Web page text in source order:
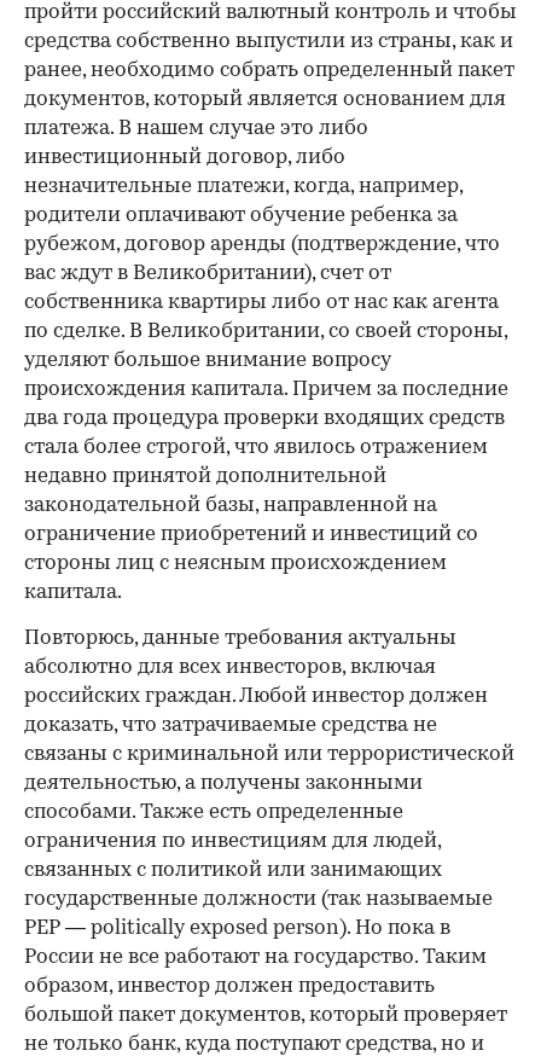
пройти российский валютный контроль и чтобы
средства собственно выпустили из страны, как и
ранее, необходимо собрать определенный пакет
документов, который является основанием для
платежа. В нашем случае это либо
инвестиционный договор, либо
незначительные платежи, когда, например,
родители оплачивают обучение ребенка за
рубежом, договор аренды (подтверждение, что
вас ждут в Великобритании), счет от
собственника квартиры либо от нас как агента
по сделке. В Великобритании, со своей стороны,
уделяют большое внимание вопросу
происхождения капитала. Причем за последние
два года процедура проверки входящих средств
стала более строгой, что явилось отражением
недавно принятой дополнительной
законодательной базы, направленной на
ограничение приобретений и инвестиций со
стороны лиц с неясным происхождением
капитала.
Повторюсь, данные требования актуальны
абсолютно для всех инвесторов, включая
российских граждан. Любой инвестор должен
доказать, что затрачиваемые средства не
связаны с криминальной или террористической
деятельностью, а получены законными
способами. Также есть определенные
ограничения по инвестициям для людей,
связанных с политикой или занимающих
государственные должности (так называемые
PEP — politically exposed person). Но пока в
России не все работают на государство. Таким
образом, инвестор должен предоставить
большой пакет документов, который проверяет
не только банк, куда поступают средства, но и